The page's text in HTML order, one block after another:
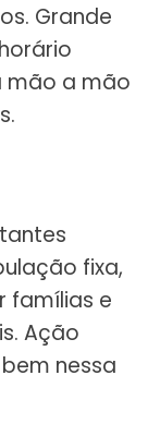
Grande
mão a mão
fixa,
famílias e
Ação
nessa